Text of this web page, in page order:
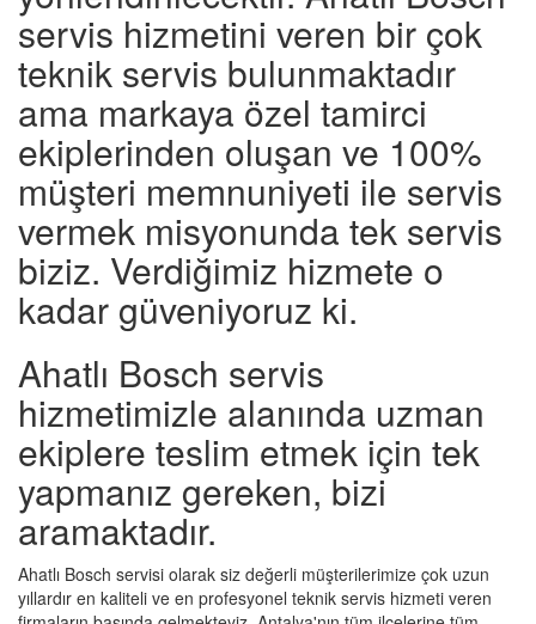
servis hizmetini veren bir çok
teknik servis bulunmaktadır
ama markaya özel tamirci
ekiplerinden oluşan ve 100%
müşteri memnuniyeti ile servis
vermek misyonunda tek servis
biziz. Verdiğimiz hizmete o
kadar güveniyoruz ki.
Ahatlı Bosch servis
hizmetimizle alanında uzman
ekiplere teslim etmek için tek
yapmanız gereken, bizi
aramaktadır.
Ahatlı Bosch servisi olarak siz değerli müşterilerimize çok uzun
yıllardır en kaliteli ve en profesyonel teknik servis hizmeti veren